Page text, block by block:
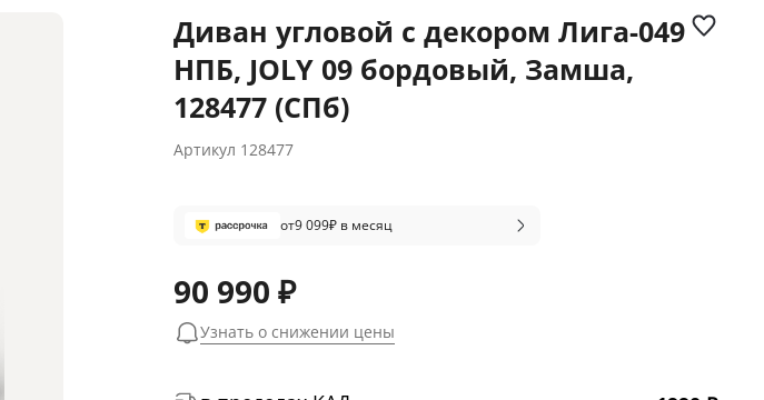
Диван угловой с декором Лига-049
НПБ, JOLY 09 бордовый, Замша,
128477 (СПб)
Артикул 128477
от9 099₽ в месяц
90 990 ₽
Узнать о снижении цены